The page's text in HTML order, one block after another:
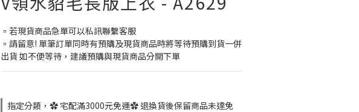
▫️若現貨商品急單可以私訊聯繫客服
▫️請留意! 單筆訂單同時有預購及現貨商品時將等待預購到貨一併
出貨 如不便等待，建議預購與現貨商品分開下單
指定分類，✿ 宅配滿3000元免運✿ 退換貨後保留商品未達免